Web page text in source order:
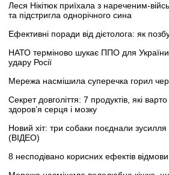
Леся Нікітюк приїхала з нареченим-
та підстригла однорічного сина
Ефективні поради від дієтолога: як
НАТО терміново шукає ППО для України
удару Росії
Мережа насмішила суперечка горил
Секрет довголіття: 7 продуктів, які
здоров’я серця і мозку
Новий хіт: три собаки поєднали зусилля
(ВІДЕО)
8 несподівано корисних ефектів